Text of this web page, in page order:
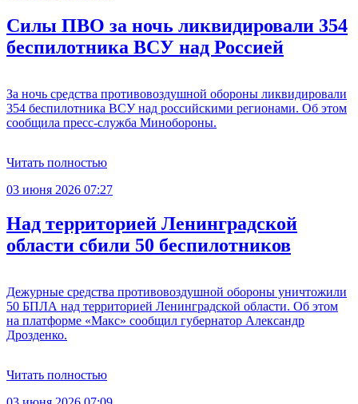
Силы ПВО за ночь ликвидировали 354
беспилотника ВСУ над Россией
За ночь средства противовоздушной обороны ликвидировали
354 беспилотника ВСУ над российскими регионами. Об этом
сообщила пресс-служба Минобороны.
Читать полностью
03 июня 2026 07:27
Над территорией Ленинградской
области сбили 50 беспилотников
Дежурные средства противовоздушной обороны уничтожили
50 БПЛА над территорией Ленинградской области. Об этом
на платформе «Макс» сообщил губернатор Александр
Дрозденко.
Читать полностью